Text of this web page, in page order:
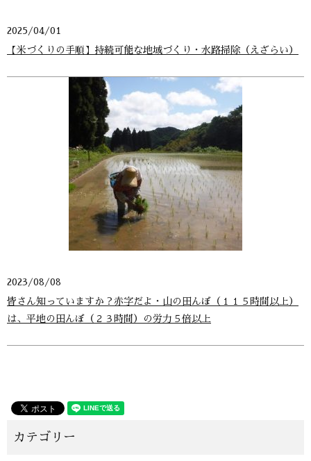
2025/04/01
【米づくりの手順】持続可能な地域づくり・水路掃除（えざらい）
2023/08/08
皆さん知っていますか？赤字だよ・山の田んぼ（１１５時間以上）
は、平地の田んぼ（２３時間）の労力５倍以上